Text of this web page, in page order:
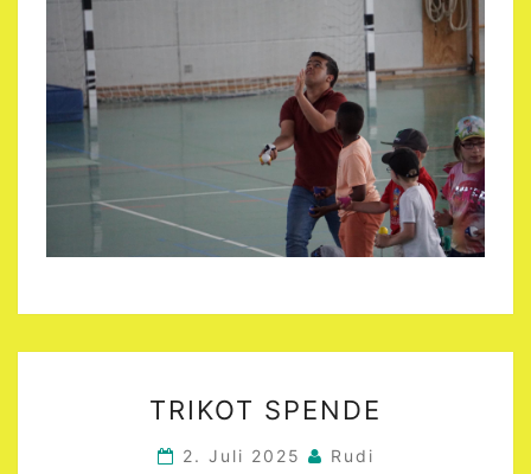
SPENDE
TRIKOT SPENDE
2. Juli 2025 Rudi